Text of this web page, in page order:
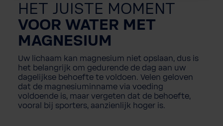
HET JUISTE MOMENT
VOOR WATER MET
MAGNESIUM
Uw lichaam kan magnesium niet opslaan, dus is
het belangrijk om gedurende de dag aan uw
dagelijkse behoefte te voldoen. Velen geloven
dat de magnesiuminname via voeding
voldoende is, maar vergeten dat de behoefte,
vooral bij sporters, aanzienlijk hoger is.